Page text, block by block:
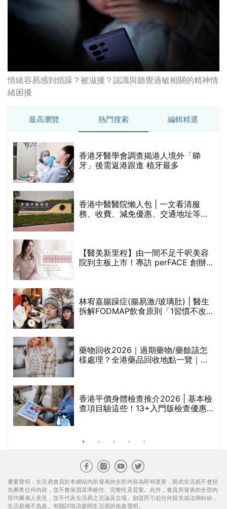
情緒容易感到煩躁？被滋擾？認識與聽覺過敏相關的精神情
緒困擾
最高瀏覽 熱門搜索 編輯精選
香港牙醫學會調查揭港人境外「睇
牙」後需返港跟進 植牙最多
香港中醫醫院懶人包 | 一文看清服
務、收費、減免優惠、交通地址等
【醫美新里程】由一間不足千呎美容
院到主板上市！專訪 perFACE 創辦
林宥嘉腸躁症(腸易激/玻璃肚) | 醫生
拆解FODMAP飲食原則「1習慣不改
藥物回收2026｜過期藥物/藥餘該怎
樣處理？全港藥品回收地點一覽｜屈
香港平價身體檢查推介2026 | 基本檢
查項目驗這些！13+入門版檢查優惠
重要聲明：生活易會員於本網站內所發表的全部內容為即時更新，因此生活易不會預
先審查任何內容，並不會保證其準確性、完整性及質量。此外，會員所發表的全部內
容均屬個人意見，並不代表生活易之言論及立場。如從而引起任何損失或法律糾紛，
生活易概不負責。有關詳情請參閱生活易的免責聲明。